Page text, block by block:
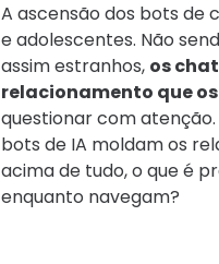
A ascensão dos bots de
e adolescentes. Não
assim estranhos, os
relacionamento que
questionar com
bots de IA moldam os
acima de tudo, o que é
enquanto navegam?